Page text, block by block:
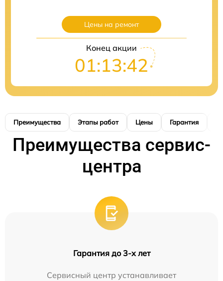
Цены на ремонт
Конец акции
01:13:41
Преимущества Этапы работ Цены Гарантия
Преимущества сервис-
центра
Гарантия до 3-х лет
Сервисный центр устанавливает